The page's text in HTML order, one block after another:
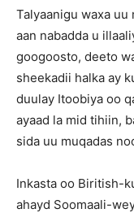
Talyaanigu waxa uu
aan nabadda u
googoosto, deeto
sheekadii halka ay
duulay Itoobiya oo
ayaad la mid tihiin,
sida uu muqadas
Inkasta oo Biritish-
ahayd Soomaali-